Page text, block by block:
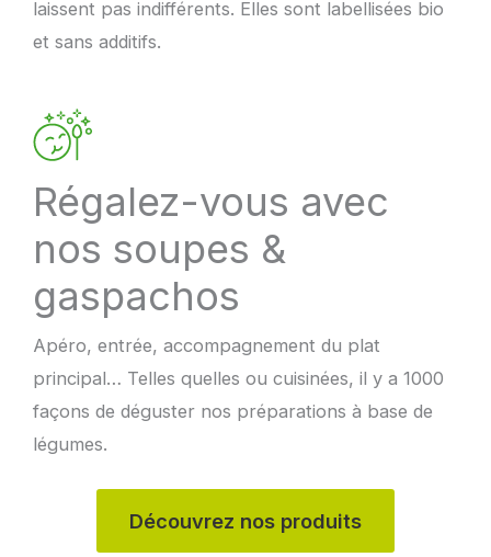
laissent pas indifférents. Elles sont labellisées bio
et sans additifs.
Régalez-vous avec
nos soupes &
gaspachos
Apéro, entrée, accompagnement du plat
principal… Telles quelles ou cuisinées, il y a 1000
façons de déguster nos préparations à base de
légumes.
Découvrez nos produits